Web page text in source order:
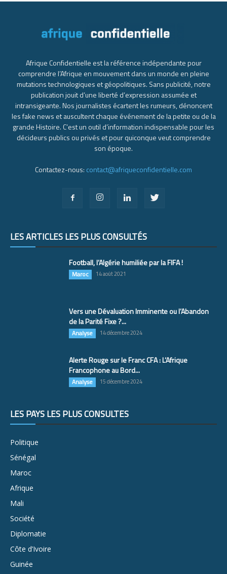
Afrique Confidentielle est la référence indépendante pour
comprendre l’Afrique en mouvement dans un monde en pleine
mutations technologiques et géopolitiques. Sans publicité, notre
publication jouit d’une liberté d’expression assumée et
intransigeante. Nos journalistes écartent les rumeurs, dénoncent
les fake news et auscultent chaque événement de la petite ou de la
grande Histoire. C’est un outil d’information indispensable pour les
décideurs publics ou privés et pour quiconque veut comprendre
son époque.
Contactez-nous: contact@afriqueconfidentielle.com
LES ARTICLES LES PLUS CONSULTÉS
Football, l’Algérie humiliée par la FIFA !
Maroc 14 août 2021
Vers une Dévaluation Imminente ou l’Abandon
de la Parité Fixe ?...
Analyse 14 décembre 2024
Alerte Rouge sur le Franc CFA : L’Afrique
Francophone au Bord...
Analyse 15 décembre 2024
LES PAYS LES PLUS CONSULTÉS
Politique
Sénégal
Maroc
Afrique
Mali
Société
Diplomatie
Côte d’Ivoire
Guinée